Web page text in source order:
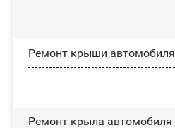
Ремонт крыши автомобиля
Ремонт крыла автомобиля